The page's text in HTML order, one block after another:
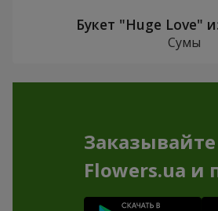
Букет "Huge Love"
Сумы
Flowers.ua и